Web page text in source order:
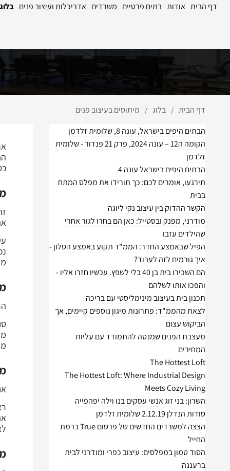
דף הבית אודות בתים פרטיים משרדים אדריכלות ועיצוב פנים בלוג
דף הבית / בלוג /
מיתוסים בעיצוב פנים
הבתים היפים בישראל, עונה 8, שלומית זלדמן
הקומה ה12 – עונה 2024, פרק 21 פנדור - שלומית
זלדמן
הבתים היפים בישראל עונה 4
תירגעו, אומרים לכם: כך תורידו את מפלס המתח
בבית
הקשר ההדוק בין עיצוב נקי ליוגה
מודרני, מפנק ובסטייל: כאן הם בחרו לגור אחרי
שהילדים עזבו
הפיל שבאמצע החדר: הממ"ד תקוע באמצע הסלון -
איך גורמים לזה לעבוד?
הם השכירו בית בן 40 בלי לשפץ. עכשיו חזרו אליו -
והפכו אותו לשלהם
תכנון בית בעיצוב מינימליסטי עם בריכה
לצאת מהממ"ד: פתרונות מיגון נוספים קיימים, אך
הביקוש עצום
מעצבת הפנים שמנסה להתמודד עם עליות
המחירים
The Hottest Loft
The Hottest Loft: Where Industrial Design
Meets Cozy Living
השרון: בני זוג אנשי עסקים בנו וילה יפהפייה
סודות הנדלן 2.12.19 שלומית זלדמן
הצצה למשרדים החדשים של פרסום True ברמת
החייל
הסוד טמון במפלסים: עיצוב כפרי ומודרני לבית
ברעננה